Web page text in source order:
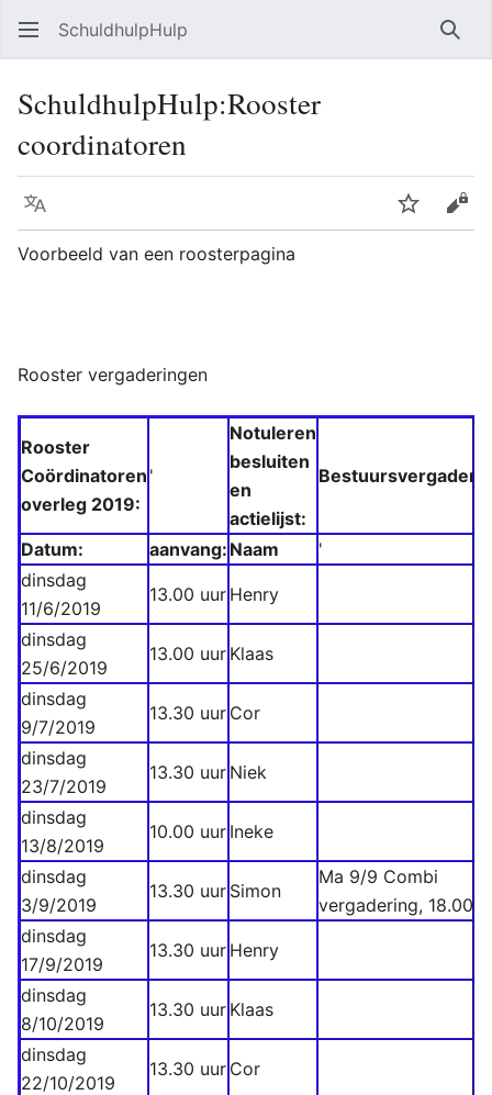
SchuldhulpHulp
SchuldhulpHulp:Rooster
coordinatoren
Taal Volgen
Voorbeeld van een roosterpagina
Rooster vergaderingen
Rooster
Coördinatoren
overleg 2019:
'
Notuleren
besluiten
en
actielijst:
Datum: aanvang: Naam
'
dinsdag
11/6/2019
13.00 uur Henry
dinsdag
25/6/2019
13.00 uur Klaas
dinsdag
9/7/2019
13.30 uur Cor
dinsdag
23/7/2019
13.30 uur Niek
dinsdag
13/8/2019
10.00 uur Ineke
dinsdag
3/9/2019
13.30 uur Simon
Ma 9/9 Combi
vergadering, 18.00
dinsdag
17/9/2019
13.30 uur Henry
dinsdag
8/10/2019
13.30 uur Klaas
dinsdag
22/10/2019
13.30 uur Cor